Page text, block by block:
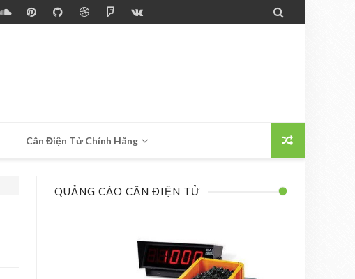

Cân Điện Tử Chính Hãng
QUẢNG CÁO CÂN ĐIỆN TỬ